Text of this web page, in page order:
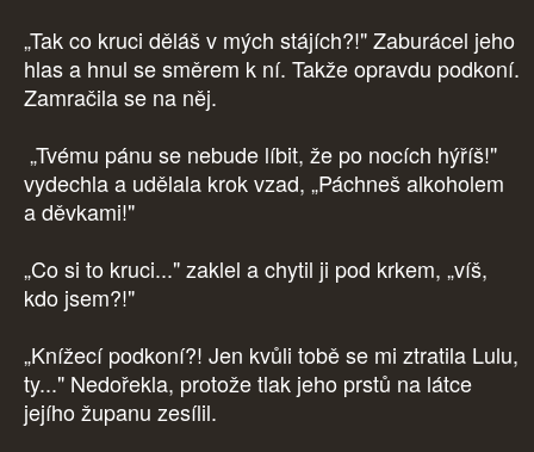
„Tak co kruci děláš v mých stájích?!" Zaburácel jeho
hlas a hnul se směrem k ní. Takže opravdu podkoní.
Zamračila se na něj.
„Tvému pánu se nebude líbit, že po nocích hýříš!"
vydechla a udělala krok vzad, „Páchneš alkoholem
a děvkami!"
„Co si to kruci..." zaklel a chytil ji pod krkem, „víš,
kdo jsem?!"
„Knížecí podkoní?! Jen kvůli tobě se mi ztratila Lulu,
ty..." Nedořekla, protože tlak jeho prstů na látce
jejího županu zesílil.